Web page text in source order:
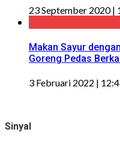
23 September 2020 |
Makan Sayur
Goreng Pedas
3 Februari 2022 |
Sinyal